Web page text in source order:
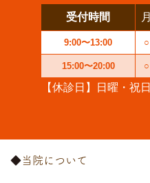
受付時間 月
9:00〜13:00 ○
15:00〜20:00 ○
【休診日】日曜・祝日
当院について